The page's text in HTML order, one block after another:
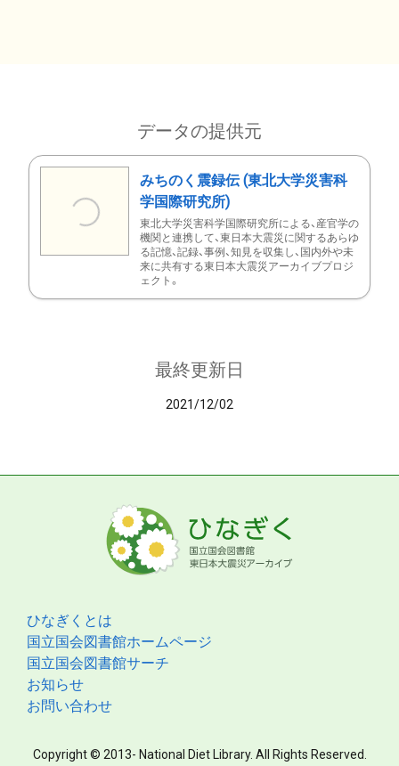
データの提供元
みちのく震録伝 (東北大学災害科
学国際研究所)
東北大学災害科学国際研究所による、産官学の
機関と連携して、東日本大震災に関するあらゆ
る記憶、記録、事例、知見を収集し、国内外や未
来に共有する東日本大震災アーカイブプロジ
ェクト。
最終更新日
2021/12/02
ひなぎくとは
国立国会図書館ホームページ
国立国会図書館サーチ
お知らせ
お問い合わせ
Copyright © 2013- National Diet Library. All Rights Reserved.